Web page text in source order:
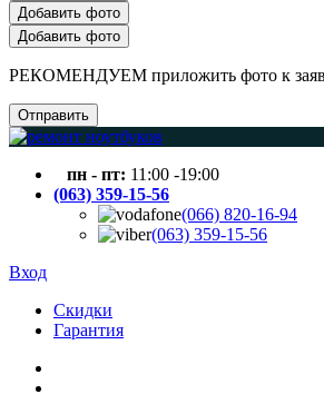
Добавить фото
Добавить фото
РЕКОМЕНДУЕМ приложить фото к
Отправить
пн - пт: 11:00 -19:00
(063) 359-15-56
(066) 820-16-94
(063) 359-15-56
Вход
Скидки
Гарантия